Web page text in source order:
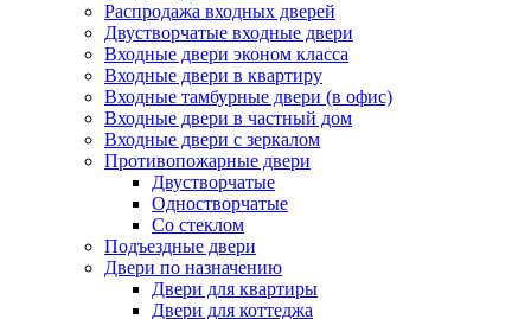
Распродажа входных дверей
Двустворчатые входные двери
Входные двери эконом класса
Входные двери в квартиру
Входные тамбурные двери (в офис)
Входные двери в частный дом
Входные двери с зеркалом
Противопожарные двери
Двустворчатые
Одностворчатые
Со стеклом
Подъездные двери
Двери по назначению
Двери для квартиры
Двери для коттеджа